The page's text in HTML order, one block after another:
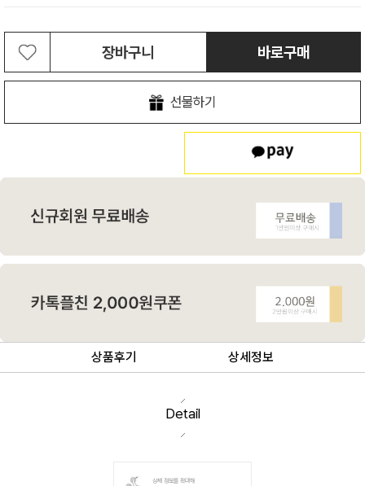
장바구니 바로구매
선물하기
상품후기 상세정보
Detail
상세 정보를 확대해